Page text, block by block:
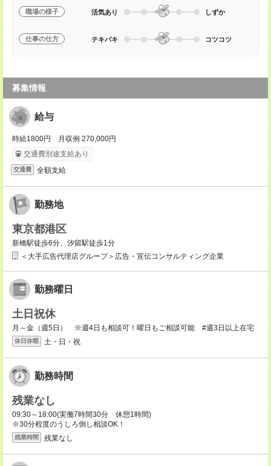
職場の様子 活気あり しずか
仕事の仕方 テキパキ コツコツ
募集情報
給与
時給1800円 月収例 270,000円
交通費別途支給あり
交通費 全額支給
勤務地
東京都港区
新橋駅徒歩6分、汐留駅徒歩1分
＜大手広告代理店グループ＞広告・宣伝コンサルティング企業
勤務曜日
土日祝休
月～金（週5日） ※週4日も相談可！曜日もご相談可能 #週3日以上在宅
休日休暇 土・日・祝
勤務時間
残業なし
09:30～18:00(実働7時間30分 休憩1時間)
※30分程度のうしろ倒し相談OK！
残業時間 残業なし